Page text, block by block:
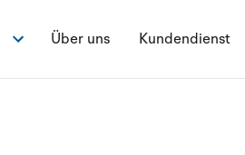
Über uns Kundendienst